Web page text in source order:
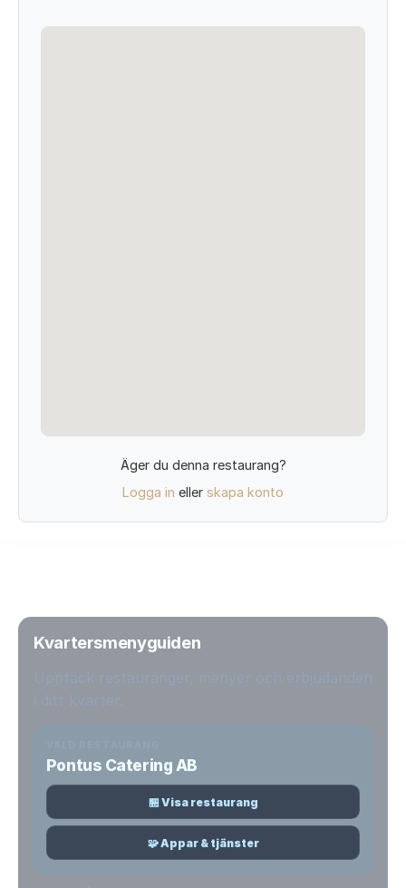
Äger du denna restaurang?
Logga in eller skapa konto
Kvartersmenyguiden
Pontus Catering AB
🏪 Visa restaurang
🧩 Appar & tjänster